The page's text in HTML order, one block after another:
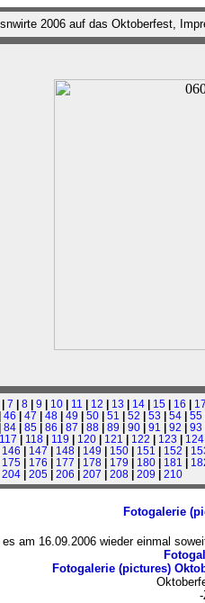
2006 auf das Oktoberfest,
| 7 | 8 | 9 | 10 | 11 | 12 | 13 | 14 | 15 | 16 | 17
| 46 | 47 | 48 | 49 | 50 | 51 | 52 | 53 | 54 | 55
| 84 | 85 | 86 | 87 | 88 | 89 | 90 | 91 | 92 | 93
117 | 118 | 119 | 120 | 121 | 122 | 123 | 124
146 | 147 | 148 | 149 | 150 | 151 | 152 |
175 | 176 | 177 | 178 | 179 | 180 | 181 |
204 | 205 | 206 | 207 | 208 | 209 | 210
Fotogalerie
am 16.09.2006 wieder einmal
Fotogalerie (pictures)